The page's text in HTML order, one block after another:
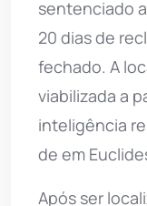
sentenciado
20 dias de
fechado. A
viabilizada a
inteligência
de em
Após ser